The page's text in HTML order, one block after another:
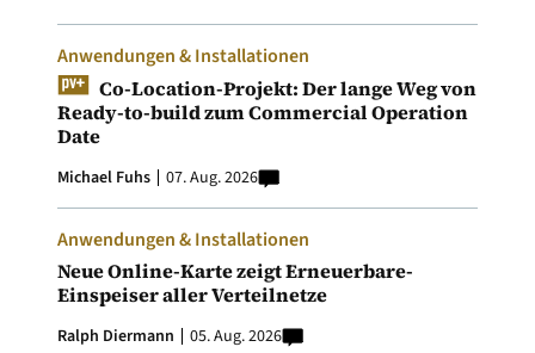
Anwendungen & Installationen
Co-Location-Projekt: Der lange Weg von
Ready-to-build zum Commercial Operation
Date
Michael Fuhs 07. Aug. 2026
Anwendungen & Installationen
Neue Online-Karte zeigt Erneuerbare-
Einspeiser aller Verteilnetze
Ralph Diermann 05. Aug. 2026